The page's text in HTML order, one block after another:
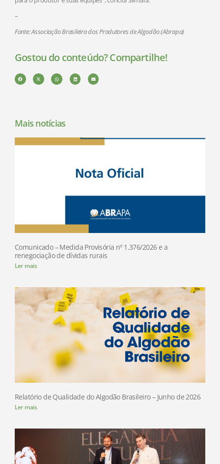
–
Fonte: Associação Brasileira dos Produtores de Algodão (Abrapa)
Gostou do conteúdo? Compartilhe!
Mais notícias
Comunicado – Medida Provisória nº 1.376/2026 e a
renegociação de dívidas rurais
Ler mais
Relatório de Qualidade do Algodão Brasileiro – Junho de 2026
Ler mais